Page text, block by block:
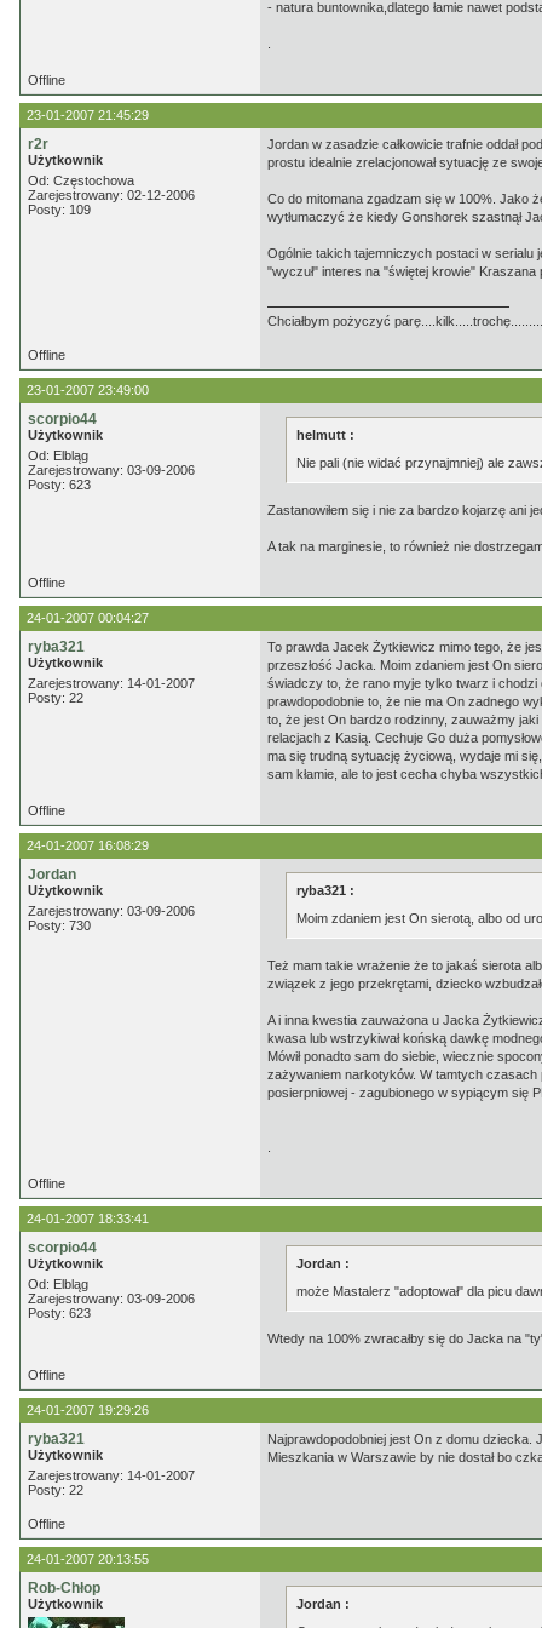
- natura buntownika,dlatego łamie nawet
Offline
23-01-2007 21:45:29
r2r
Użytkownik
Od: Częstochowa
Zarejestrowany: 02-12-2006
Posty: 109
Jordan w zasadzie całkowicie trafnie oddał
prostu idealnie zrelacjonował sytuację ze
Co do mitomana zgadzam się w 100%. Jako
wytłumaczyć że kiedy Gonshorek szastnął
Ogólnie takich tajemniczych postaci w serialu
"wyczuł" interes na "świętej krowie"
Chciałbym pożyczyć
Offline
23-01-2007 23:49:00
scorpio44
Użytkownik
Od: Elbląg
Zarejestrowany: 03-09-2006
Posty: 623
helmutt :
Nie pali (nie widać przynajmniej) ale
Zastanowiłem się i nie za bardzo kojarzę ani
A tak na marginesie, to również nie
Offline
24-01-2007 00:04:27
ryba321
Użytkownik
Zarejestrowany: 14-01-2007
Posty: 22
To prawda Jacek Żytkiewicz mimo tego, że
przeszłość Jacka. Moim zdaniem jest On
świadczy to, że rano myje tylko twarz i chodzi
prawdopodobnie to, że nie ma On zadnego
to, że jest On bardzo rodzinny, zauważmy
relacjach z Kasią. Cechuje Go duża
ma się trudną sytuację życiową, wydaje mi
sam kłamie, ale to jest cecha chyba
Offline
24-01-2007 16:08:29
Jordan
Użytkownik
Zarejestrowany: 03-09-2006
Posty: 730
ryba321 :
Moim zdaniem jest On sierotą, albo od
Też mam takie wrażenie że to jakaś sierota
związek z jego przekrętami, dziecko
A i inna kwestia zauważona u Jacka
kwasa lub wstrzykiwał końską dawkę
Mówił ponadto sam do siebie, wiecznie
zażywaniem narkotyków. W tamtych czasach
posierpniowej - zagubionego w sypiącym się
Offline
24-01-2007 18:33:41
scorpio44
Użytkownik
Od: Elbląg
Zarejestrowany: 03-09-2006
Posty: 623
Jordan :
może Mastalerz "adoptował" dla picu
Wtedy na 100% zwracałby się do Jacka na
Offline
24-01-2007 19:29:26
ryba321
Użytkownik
Zarejestrowany: 14-01-2007
Posty: 22
Najprawdopodobniej jest On z domu dziecka.
Mieszkania w Warszawie by nie dostał bo
Offline
24-01-2007 20:13:55
Rob-Chłop
Użytkownik
Jordan :